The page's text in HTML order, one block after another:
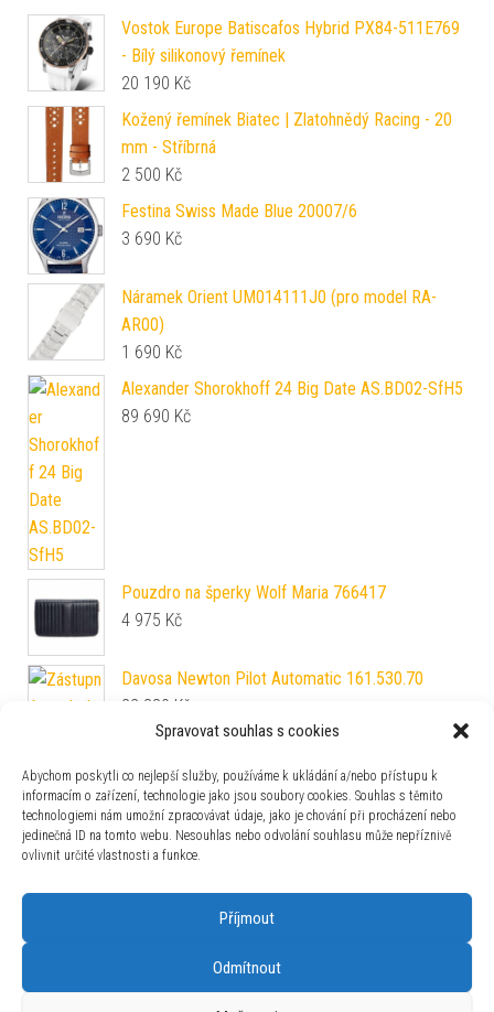
Spravovat souhlas s cookies
Abychom poskytli co nejlepší služby, používáme k ukládání a/nebo přístupu k
informacím o zařízení, technologie jako jsou soubory cookies. Souhlas s těmito
technologiemi nám umožní zpracovávat údaje, jako je chování při procházení nebo
jedinečná ID na tomto webu. Nesouhlas nebo odvolání souhlasu může nepříznivě
ovlivnit určité vlastnosti a funkce.
Příjmout
Odmítnout
Vostok Europe Batiscafos Hybrid PX84-511E769
- Bílý silikonový řemínek
20 190 Kč
Kožený řemínek Biatec | Zlatohnědý Racing - 20
mm - Stříbrná
2 500 Kč
Festina Swiss Made Blue 20007/6
3 690 Kč
Náramek Orient UM014111J0 (pro model RA-
AR00)
1 690 Kč
Alexander Shorokhoff 24 Big Date AS.BD02-SfH5
89 690 Kč
Pouzdro na šperky Wolf Maria 766417
4 975 Kč
Davosa Newton Pilot Automatic 161.530.70
22 880 Kč
Tissot PR 100 Chronograph T150.417.33.031.00
12 800Kč
Silikonový řemínek Vostok Europe pro Systema
Periodicum - bílý
Tissot PRC 200 Quartz Chronograph